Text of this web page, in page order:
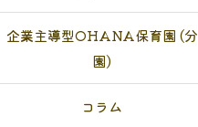
企業主導型OHANA保育園 (分
園)
コラム